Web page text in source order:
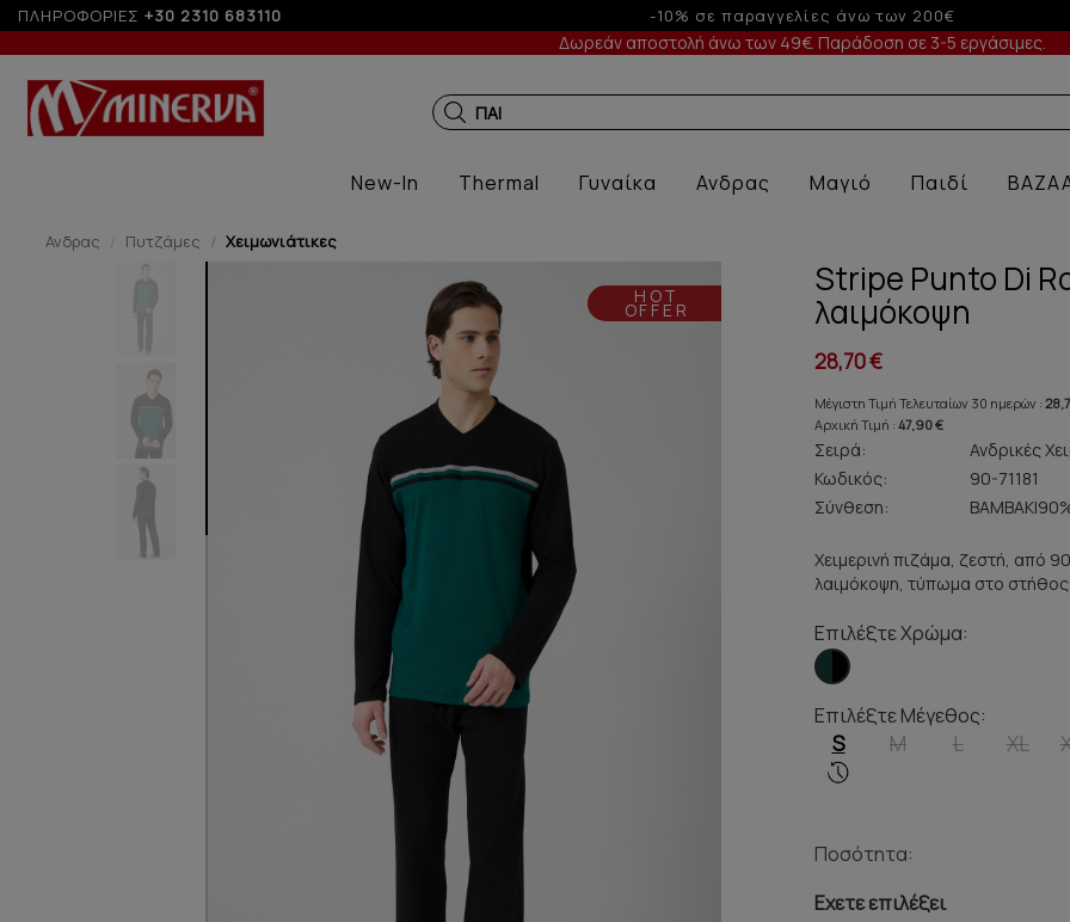
ΠΛΗΡΟΦΟΡΙΕΣ +30 2310 683110
άνω των 200€ Έως 6 άτοκες δόσεις με πιστωτική άνω των 100€
Δωρεάν αποστολή άνω των 49€. Παράδοση σε 3-5 εργάσιμες.
ΠΑΙΔΙΚΑ ΕΣΩΡ
New-In Thermal Γυναίκα Ανδρας Μαγιό Παιδί
Ανδρας Πυτζάμες Χειμωνιάτικες
HOT
OFFER
Stripe Punto Di
λαιμόκοψη
28,70 €
Μέγιστη Τιμή Τελευταίων 30 ημερών :
Αρχική Τιμή : 47,90 €
Σειρά:
Ανδρικές
Κωδικός:
90-71181
Σύνθεση:
Χειμερινή πιζάμα, ζεστή, από
λαιμόκοψη, τύπωμα στο στήθος
Επιλέξτε Χρώμα:
Επιλέξτε Μέγεθος:
S M L XL
Ποσότητα:
Εχετε επιλέξει